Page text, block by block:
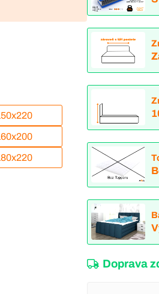
Doprava